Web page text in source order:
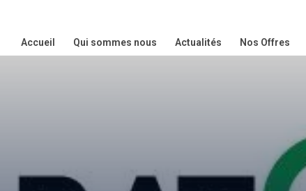
Accueil Qui sommes nous Actualités Nos Offres